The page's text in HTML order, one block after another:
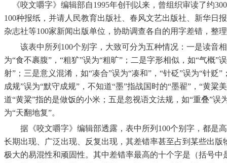
《咬文嚼字》编辑部自1995年创刊以来，曾组织审读了约
100种报纸，并请人民教育出版社、春风文艺出版社、新华日
杂志社等100家新闻出版单位，协助调查各自的用字差错，整
该表中所列100个别字，大致可分为五种情况：一是读音相
为“食不裹腹”，“粗犷”误为“粗旷”；二是字形相似，如“气概”
射”；三是意义混淆，如“凑合”误为“凑和”，“针砭”误为“针贬
成规”误为“默守成规”，不知道“墨”指战国时的“墨翟”，“黄粱
道“黄粱”指的是做饭的小米；五是忽视语文法规，如“重叠”误
为“天翻地复”。
据《咬文嚼字》编辑部透露，表中所列100个别字，都是
长期出现、广泛出现、反复出现，其差错率甚至占到某些出版
极大的易混性和顽固性。其中差错率最高的十个字是（括号中